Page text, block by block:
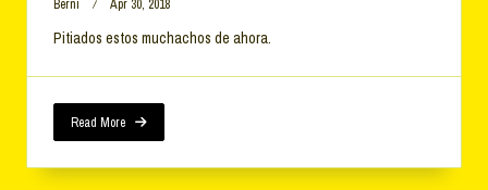
Berni Apr 30, 2018
Pitiados estos muchachos de ahora.
Read More